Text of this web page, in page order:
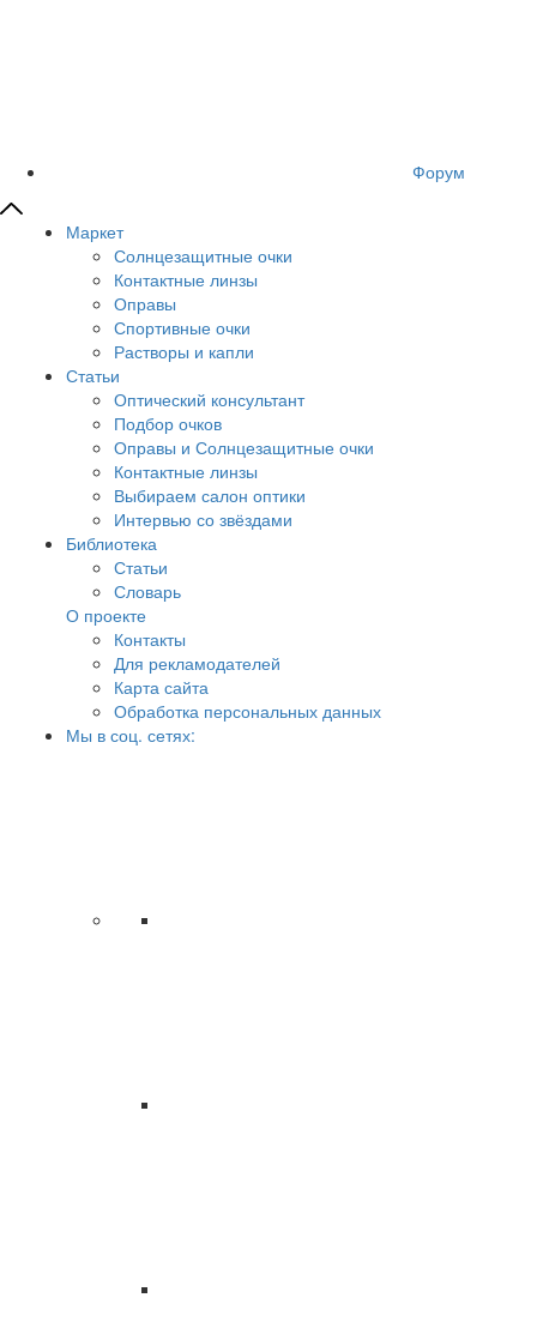
Форум
Маркет
Солнцезащитные очки
Контактные линзы
Оправы
Спортивные очки
Растворы и капли
Статьи
Оптический консультант
Подбор очков
Оправы и Солнцезащитные очки
Контактные линзы
Выбираем салон оптики
Интервью со звёздами
Библиотека
Статьи
Словарь
О проекте
Контакты
Для рекламодателей
Карта сайта
Обработка персональных данных
Мы в соц. сетях: